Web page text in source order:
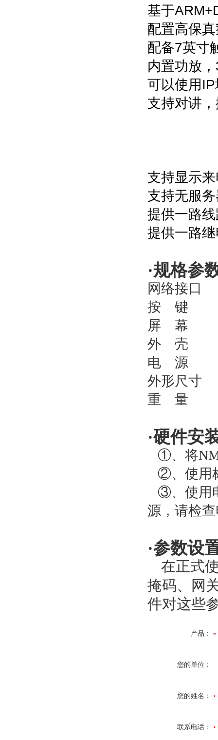
基于
配置高保
配备7英寸
内置功放，
可以使用 IP
支持对讲
支持显示
支持无服
提供一路
提供一路
·规格参
网络接口
按
键
屏
幕
外
壳
电
源
外形尺寸
重
量
·硬件安
①、将
②、使用
③、使用
源，请检
·参数设
在正式
掩码、网
件对这些
产品：
您的单位：
您的姓名：
联系电话：